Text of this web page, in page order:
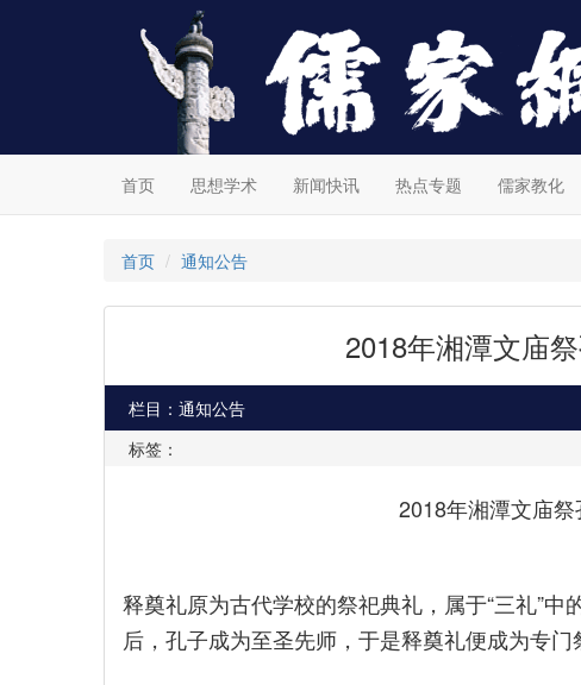
首页 思想学术 新闻快讯 热点专题 儒家教化
首页 通知公告
2018年湘潭文庙
栏目：通知公告
标签：
2018年湘潭文庙
释奠礼原为古代学校的祭祀典礼，属于“三礼”中
后，孔子成为至圣先师，于是释奠礼便成为专门